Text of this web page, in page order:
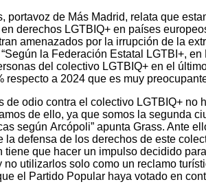
portavoz de Más Madrid, relata que
derechos LGTBIQ+ en países
amenazados por la irrupción de la
la Federación Estatal LGTBI+,
del colectivo LGTBIQ+ en el
respecto a 2024 que es muy
de odio contra el colectivo LGTBIQ+ no
de ello, ya que somos la segunda
según Arcópoli” apunta Grass. Ante
la defensa de los derechos de este
tiene que hacer un impulso decidido
no utilizarlos solo como un reclamo
el Partido Popular haya votado en